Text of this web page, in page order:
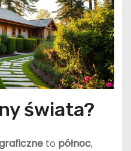
świata?
to północ,